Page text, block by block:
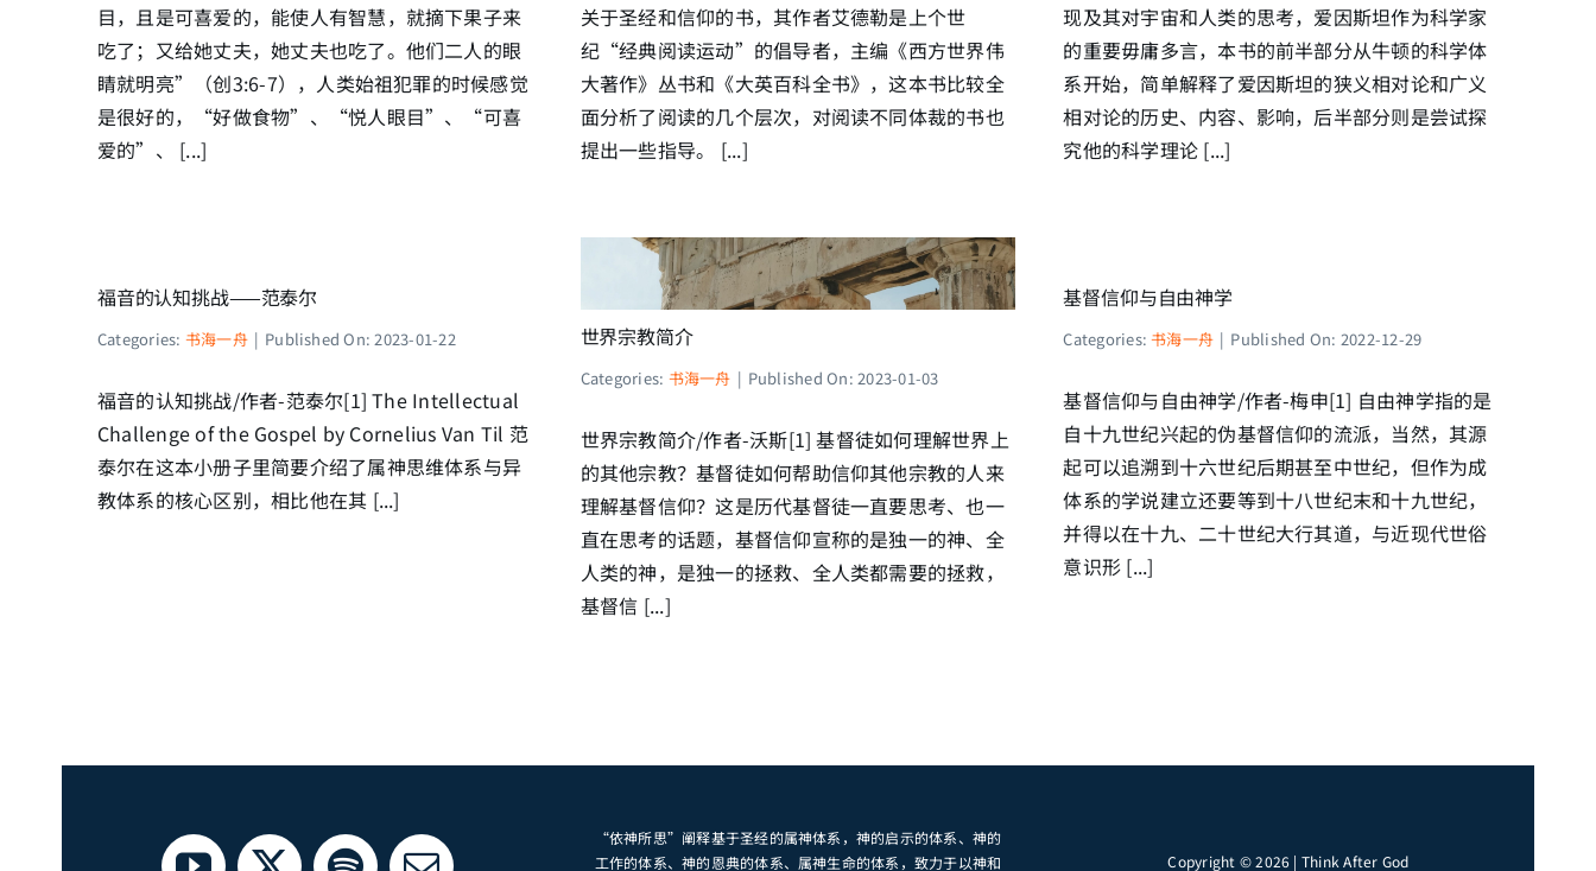
目，且是可喜爱的，能使人有智慧，就摘下果子来
吃了；又给她丈夫，她丈夫也吃了。他们二人的眼
睛就明亮”（创3:6-7），人类始祖犯罪的时候感觉
是很好的，“好做食物”、“悦人眼目”、“可喜
爱的”、 [...]
关于圣经和信仰的书，其作者艾德勒是上个世
纪“经典阅读运动”的倡导者，主编《西方世界伟
大著作》丛书和《大英百科全书》，这本书比较全
面分析了阅读的几个层次，对阅读不同体裁的书也
提出一些指导。 [...]
现及其对宇宙和人类的思考，爱因斯坦作为科学家
的重要毋庸多言，本书的前半部分从牛顿的科学体
系开始，简单解释了爱因斯坦的狭义相对论和广义
相对论的历史、内容、影响，后半部分则是尝试探
究他的科学理论 [...]
福音的认知挑战——范泰尔
Categories: 书海一舟 | Published On: 2023-01-22
福音的认知挑战/作者-范泰尔[1] The Intellectual
Challenge of the Gospel by Cornelius Van Til 范
泰尔在这本小册子里简要介绍了属神思维体系与异
教体系的核心区别，相比他在其 [...]
世界宗教简介
Categories: 书海一舟 | Published On: 2023-01-03
世界宗教简介/作者-沃斯[1] 基督徒如何理解世界上
的其他宗教？基督徒如何帮助信仰其他宗教的人来
理解基督信仰？这是历代基督徒一直要思考、也一
直在思考的话题，基督信仰宣称的是独一的神、全
人类的神，是独一的拯救、全人类都需要的拯救，
基督信 [...]
基督信仰与自由神学
Categories:书海一舟 | Published On: 2022-12-29
基督信仰与自由神学/作者-梅申[1] 自由神学指的是
自十九世纪兴起的伪基督信仰的流派，当然，其源
起可以追溯到十六世纪后期甚至中世纪，但作为成
体系的学说建立还要等到十八世纪末和十九世纪，
并得以在十九、二十世纪大行其道，与近现代世俗
意识形 [...]
“依神所思”阐释基于圣经的属神体系，神的启示的体系、神的
工作的体系、神的恩典的体系、属神生命的体系，致力于以神和
Copyright © 2026 | Think After God